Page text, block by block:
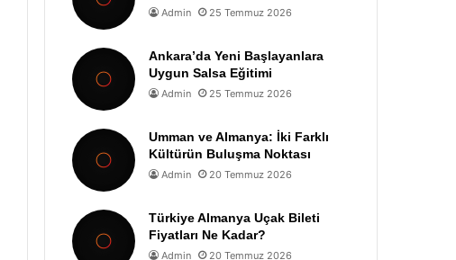
Admin 25 Temmuz 2026
Ankara’da Yeni Başlayanlara
Uygun Salsa Eğitimi
Admin 25 Temmuz 2026
Umman ve Almanya: İki Farklı
Kültürün Buluşma Noktası
Admin 20 Temmuz 2026
Türkiye Almanya Uçak Bileti
Fiyatları Ne Kadar?
Admin 20 Temmuz 2026